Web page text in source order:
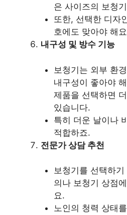
은 사이즈의 보청
또한, 선택한 디자
호에도 맞아야 해
내구성 및 방수 기능
보청기는 외부 환
내구성이 좋아야
제품을 선택하면
있습니다.
특히 더운 날이나
적합하죠.
전문가 상담 추천
보청기를 선택하
의나 보청기 상점
요.
노인의 청력 상태